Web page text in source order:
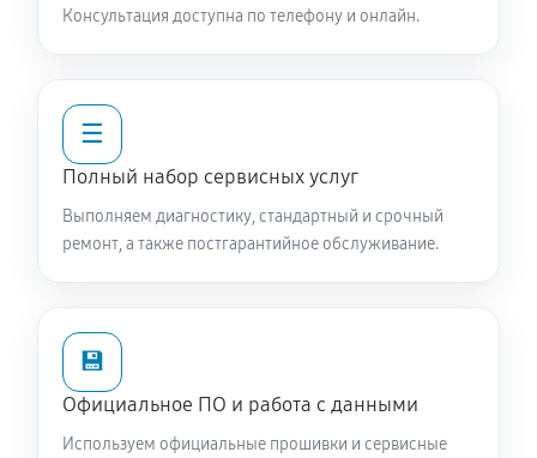
Консультация доступна по телефону и онлайн.
☰
Полный набор сервисных услуг
Выполняем диагностику, стандартный и срочный
ремонт, а также постгарантийное обслуживание.
💾
Официальное ПО и работа с данными
Используем официальные прошивки и сервисные